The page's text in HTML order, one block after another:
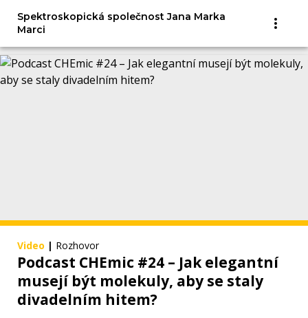
Spektroskopická společnost Jana Marka
Marci
Video | Rozhovor
Podcast CHEmic #24 – Jak elegantní
musejí být molekuly, aby se staly
divadelním hitem?